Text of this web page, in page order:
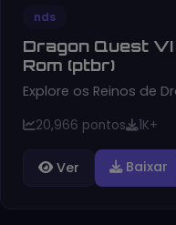
nds
Dragon Quest
Rom (ptbr)
Explore os Reinos de
20,966 pontos 1K+
Ver Baixar